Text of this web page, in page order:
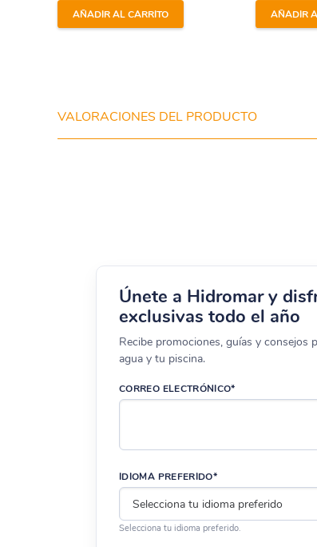
Para una acción más rápida, coloca las
Ácido tricloroisocianúrico:95%
Sulfato de aluminio:3%
Seguro para piscinas delicadas:Ideal
Sin sales inorgánicas:Libre de sulfato
Las tabletas de 200 g se
Más Información
Liner Alboral PSen la página oficial del
AÑADIR AL CARRITO AÑADIR
VALORACIONES DEL PRODUCTO
Únete a Hidromar y
exclusivas todo el año
Recibe promociones, guías y consejos
agua y tu piscina.
CORREO ELECTRÓNICO*
IDIOMA PREFERIDO*
Selecciona tu idioma preferido.